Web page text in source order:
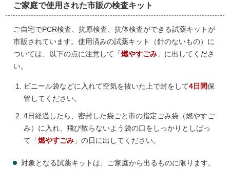
ご家庭で使用された市販の検査キット
ご自宅でPCR検査、抗原検査、抗体検査ができる試薬キットが
市販されています。使用済みの試薬キット（針のないもの）に
ついては、以下の点に注意して「燃やすごみ 」に出してくださ
い。
ビニール袋などに入れて空気を抜いた上で封をして4日間保
管してください。
4日経過したら、密封した袋ごと市の指定ごみ袋（燃やすご
み）に入れ、飛び散らないよう袋の口をしっかりとしばっ
て「燃やすごみ 」の日に出してください。
対象となる試薬キットは、ご家庭から出るものに限ります。